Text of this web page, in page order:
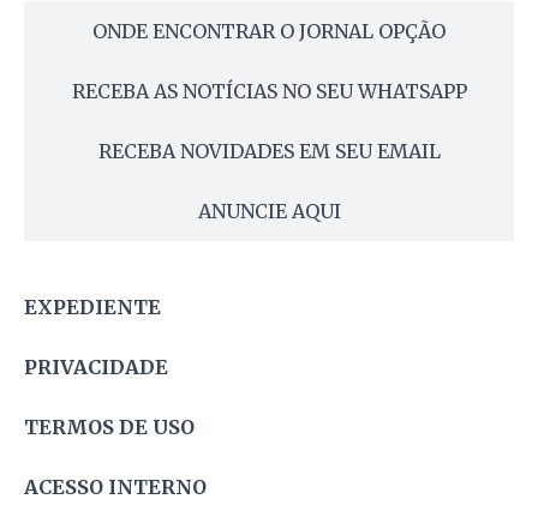
ONDE ENCONTRAR O JORNAL OPÇÃO
RECEBA AS NOTÍCIAS NO SEU WHATSAPP
RECEBA NOVIDADES EM SEU EMAIL
ANUNCIE AQUI
EXPEDIENTE
PRIVACIDADE
TERMOS DE USO
ACESSO INTERNO